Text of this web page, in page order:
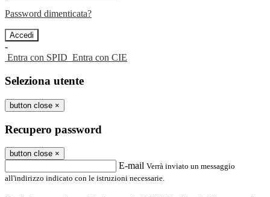
Password dimenticata?
-
Entra con SPID Entra con CIE
Seleziona utente
button close ×
Recupero password
button close ×
E-mail Verrà inviato un messaggio
all'indirizzo indicato con le istruzioni necessarie.